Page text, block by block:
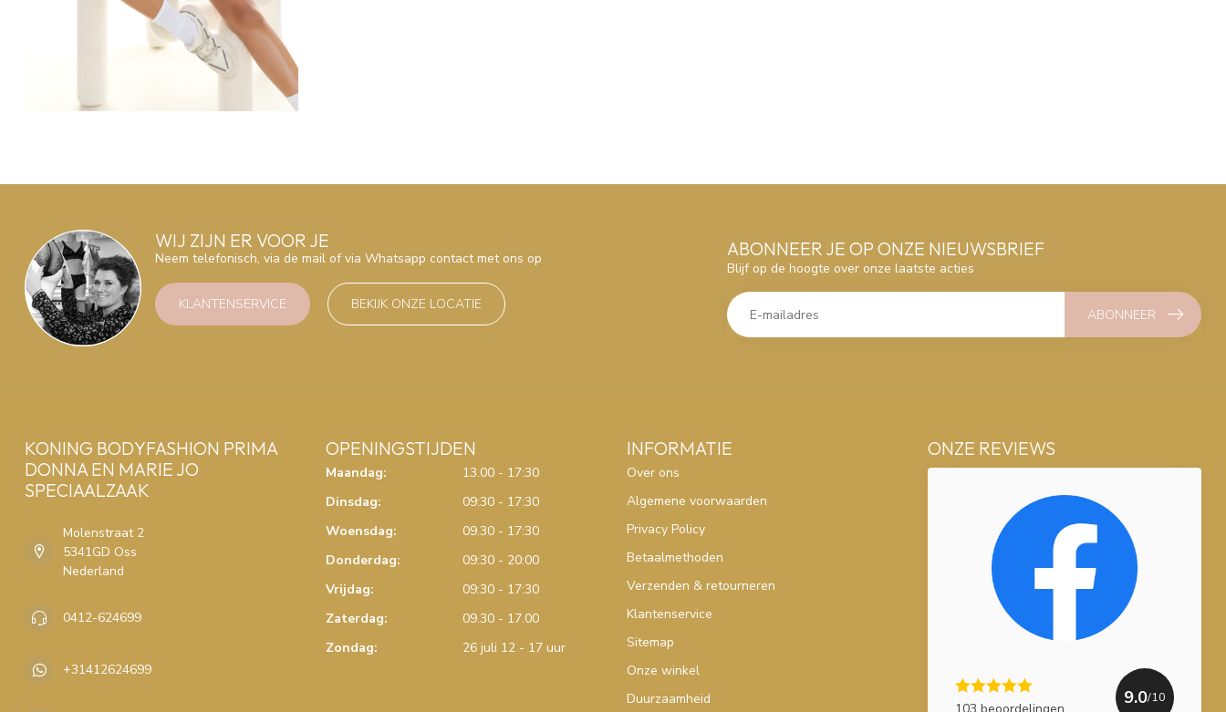
WIJ ZIJN ER VOOR JE
Neem telefonisch, via de mail of via Whatsapp contact met ons op
KLANTENSERVICE BEKIJK ONZE LOCATIE
ABONNEER JE OP ONZE NIEUWSBRIEF
Blijf op de hoogte over onze laatste acties
ABONNEER
KONING BODYFASHION PRIMA
DONNA EN MARIE JO
SPECIAALZAAK
Molenstraat 2
5341GD Oss
Nederland
0412-624699
+31412624699
OPENINGSTIJDEN
Maandag:
13.00 - 17:30
Dinsdag:
09:30 - 17:30
Woensdag:
09.30 - 17:30
Donderdag:
09:30 - 20:00
Vrijdag:
09:30 - 17:30
Zaterdag:
09.30 - 17.00
Zondag:
26 juli 12 - 17 uur
INFORMATIE
Over ons
Algemene voorwaarden
Privacy Policy
Betaalmethoden
Verzenden & retourneren
Klantenservice
Sitemap
Onze winkel
Duurzaamheid
ONZE REVIEWS
9.0/10